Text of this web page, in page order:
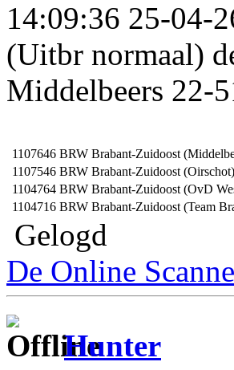
14:09:36 25-
(Uitbr normaal)
Middelbeers 22-
1107646 BRW Brabant-Zuidoost
1107546 BRW Brabant-Zuidoost
1104764 BRW Brabant-Zuidoost (OvD
1104716 BRW Brabant-Zuidoost (Team
Gelogd
De Online
Hunter